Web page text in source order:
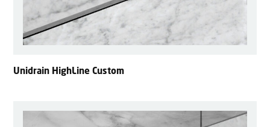
Unidrain HighLine Custom